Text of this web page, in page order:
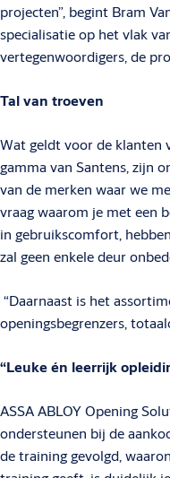
projecten”, begint Bram
specialisatie op het vlak
vertegenwoordigers, de
Tal van troeven
Wat geldt voor de klanten
gamma van Santens, zijn
van de merken waar we
vraag waarom je met een
in gebruikscomfort,
zal geen enkele deur
“Daarnaast is het
openingsbegrenzers,
“Leuke én leerrijk
ASSA ABLOY Opening
ondersteunen bij de
de training gevolgd,